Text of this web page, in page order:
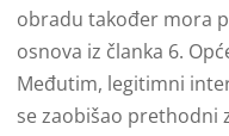
obradu također mora
osnova iz članka 6.
Međutim, legitimni
se zaobišao prethodni